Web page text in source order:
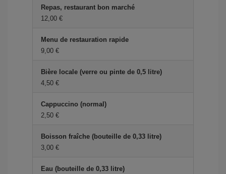
Repas, restaurant bon marché
12,00 €
Menu de restauration rapide
9,00 €
Bière locale (verre ou pinte de 0,5 litre)
4,50 €
Cappuccino (normal)
2,50 €
Boisson fraîche (bouteille de 0,33 litre)
3,00 €
Eau (bouteille de 0,33 litre)